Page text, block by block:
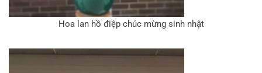
Hoa lan hồ điệp chúc mừng sinh nhật